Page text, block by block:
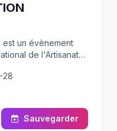
est un évènement
vous national
faire, la
l’histoire, mais
28
Sauvegarder